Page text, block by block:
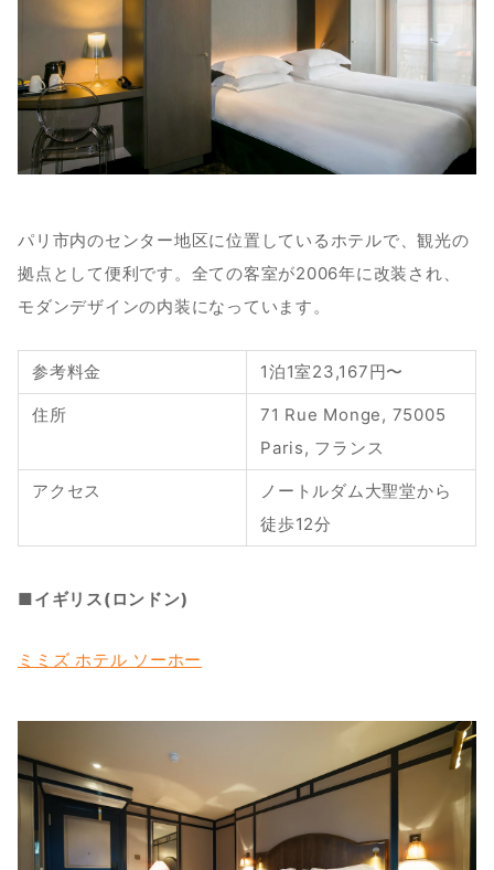
パリ市内のセンター地区に位置しているホテルで、観光の
拠点として便利です。全ての客室が2006年に改装され、
モダンデザインの内装になっています。
参考料金 1泊1室23,167円〜
住所
71 Rue Monge, 75005
Paris, フランス
アクセス
ノートルダム大聖堂から
徒歩12分
■イギリス(ロンドン)
ミミズ ホテル ソーホー